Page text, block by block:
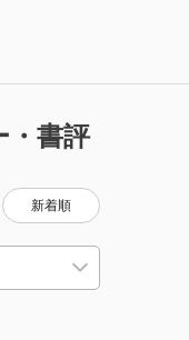
・書評
新着順